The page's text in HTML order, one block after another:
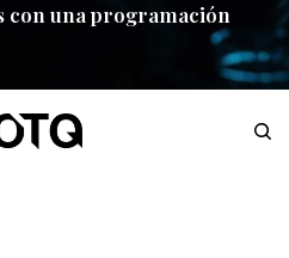
con una programación